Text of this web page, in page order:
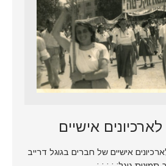
אישיים
אישיים של חברים בגוגל דרייב